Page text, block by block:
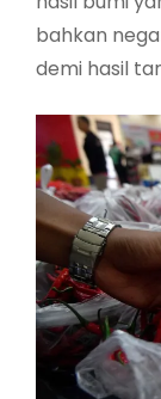
bahkan
demi hasil